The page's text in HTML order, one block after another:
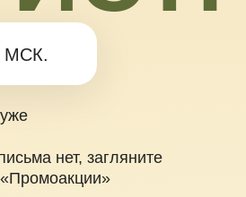
загляните
классу
в бот